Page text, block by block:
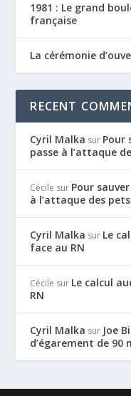
1981 : Le grand
française
La cérémonie
RECENT
Cyril Malka sur Pour
passe à l’attaque
Cécile sur Pour
à l’attaque des pets
Cyril Malka sur Le
face au RN
Cécile sur Le calcul
RN
Cyril Malka sur Joe
d’égarement de 90